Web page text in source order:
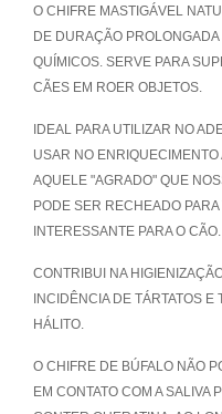
O CHIFRE MASTIGÁVEL
DE DURAÇÃO
QUÍMICOS. SERVE PARA
CÃES EM ROER OBJETOS.
IDEAL PARA UTILIZAR NO
USAR NO
AQUELE "AGRADO" QUE
PODE SER RECHEADO
INTERESSANTE PARA O CÃO.
CONTRIBUI NA
INCIDÊNCIA DE TÁRTATOS
HÁLITO.
O CHIFRE DE BÚFALO NÃO
EM CONTATO COM A SALIVA